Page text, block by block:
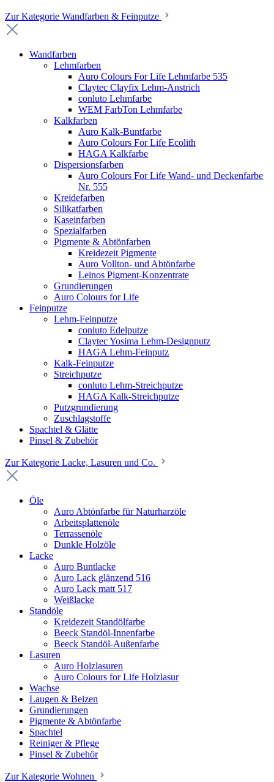
Zur Kategorie Wandfarben & Feinputze
Wandfarben
Lehmfarben
Auro Colours For Life Lehmfarbe 535
Claytec Clayfix Lehm-Anstrich
conluto Lehmfarbe
WEM FarbTon Lehmfarbe
Kalkfarben
Auro Kalk-Buntfarbe
Auro Colours For Life Ecolith
HAGA Kalkfarbe
Dispersionsfarben
Auro Colours For Life Wand- und Deckenfarbe
Nr. 555
Kreidefarben
Silikatfarben
Kaseinfarben
Spezialfarben
Pigmente & Abtönfarben
Kreidezeit Pigmente
Auro Vollton- und Abtönfarbe
Leinos Pigment-Konzentrate
Grundierungen
Auro Colours for Life
Feinputze
Lehm-Feinputze
conluto Edelputze
Claytec Yosima Lehm-Designputz
HAGA Lehm-Feinputz
Kalk-Feinputze
Streichputze
conluto Lehm-Streichputze
HAGA Kalk-Streichputze
Putzgrundierung
Zuschlagstoffe
Spachtel & Glätte
Pinsel & Zubehör
Zur Kategorie Lacke, Lasuren und Co.
Öle
Auro Abtönfarbe für Naturharzöle
Arbeitsplattenöle
Terrassenöle
Dunkle Holzöle
Lacke
Auro Buntlacke
Auro Lack glänzend 516
Auro Lack matt 517
Weißlacke
Standöle
Kreidezeit Standölfarbe
Beeck Standöl-Innenfarbe
Beeck Standöl-Außenfarbe
Lasuren
Auro Holzlasuren
Auro Colours for Life Holzlasur
Wachse
Laugen & Beizen
Grundierungen
Pigmente & Abtönfarbe
Spachtel
Reiniger & Pflege
Pinsel & Zubehör
Zur Kategorie Wohnen